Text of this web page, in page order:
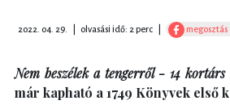
2022. 04. 29. olvasási idő: 2 perc megosztás
Nem beszélek a tengerről - 14
már kapható a 1749 Könyvek első